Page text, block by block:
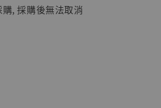
, 採購後無法取消